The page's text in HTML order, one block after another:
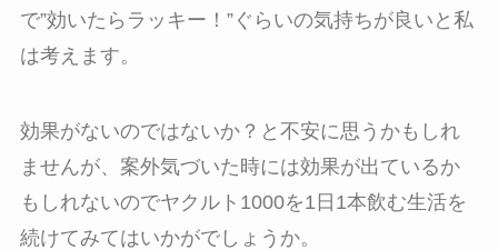
で”効いたらラッキー！”ぐらいの気持ちが良いと私
は考えます。
効果がないのではないか？と不安に思うかもしれ
ませんが、案外気づいた時には効果が出ているか
もしれないのでヤクルト1000を1日1本飲む生活を
続けてみてはいかがでしょうか。